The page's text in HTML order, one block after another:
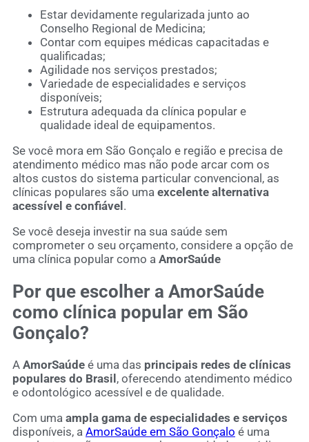
Estar devidamente regularizada junto ao
Conselho Regional de Medicina;
Contar com equipes médicas capacitadas e
qualificadas;
Agilidade nos serviços prestados;
Variedade de especialidades e serviços
disponíveis;
Estrutura adequada da clínica popular e
qualidade ideal de equipamentos.
Se você mora em São Gonçalo e região e precisa de
atendimento médico mas não pode arcar com os
altos custos do sistema particular convencional, as
clínicas populares são uma excelente alternativa
acessível e confiável .
Se você deseja investir na sua saúde sem
comprometer o seu orçamento, considere a opção de
uma clínica popular como a AmorSaúde
Por que escolher a AmorSaúde
como clínica popular em São
Gonçalo?
A AmorSaúde é uma das principais redes de clínicas
populares do Brasil, oferecendo atendimento médico
e odontológico acessível e de qualidade.
Com uma ampla gama de especialidades e serviços
disponíveis, a AmorSaúde em São Gonçalo é uma